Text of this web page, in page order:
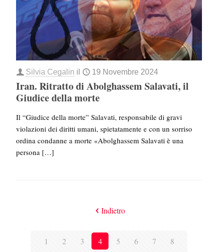
Silvia Cegalin il 19 Novembre 2024
Iran. Ritratto di Abolghassem Salavati, il
Giudice della morte
Il “Giudice della morte” Salavati, responsabile di gravi
violazioni dei diritti umani, spietatamente e con un sorriso
ordina condanne a morte «Abolghassem Salavati è una
persona […]
Indietro
1 2 3 4 5 6 7
8